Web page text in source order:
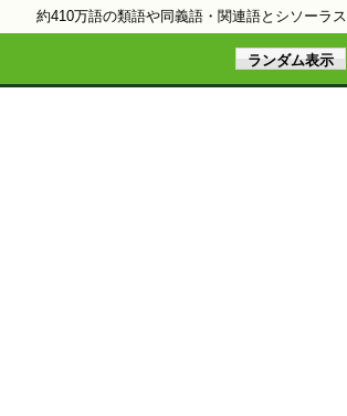
約410万語の類語や同義語・関連語とシソーラス